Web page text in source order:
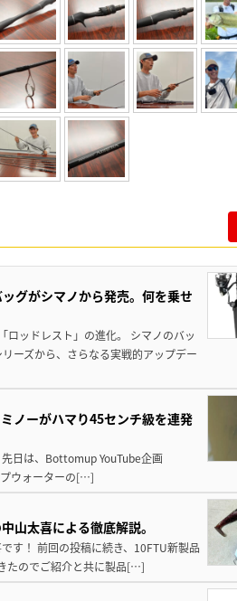
グがシマノから発売。何を乗せ
ロッドレスト」の進化。 シマノのバッ
ーズから、さらなる実戦的アップデー
ノーがハマり45センチ級を連発
日は、Bottomup YouTube企画
プウォーターの[…]
山太喜による徹底解説。
す！ 前回の投稿に続き、10FTU新製品
たのでご紹介と共に製品[…]